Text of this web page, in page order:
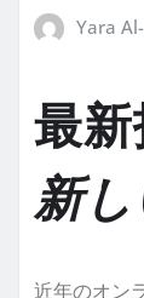
Yara
最
新
近年のオン